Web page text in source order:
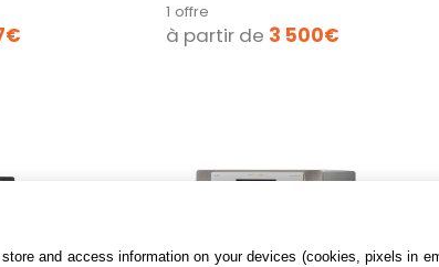
dB
1 offre
à partir de 3 500€
and access information on your devices (cookies, pixels in